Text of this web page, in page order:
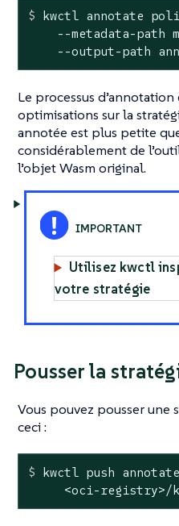
$ kwctl annotate
--metadata-path
--output-path
Le processus
optimisations sur la
annotée est plus petite
considérablement de
l’objet Wasm original.
Utilisez kwctl
votre stratégie
Pousser la
Vous pouvez pousser une
ceci :
$ kwctl push
<oci-registry>/